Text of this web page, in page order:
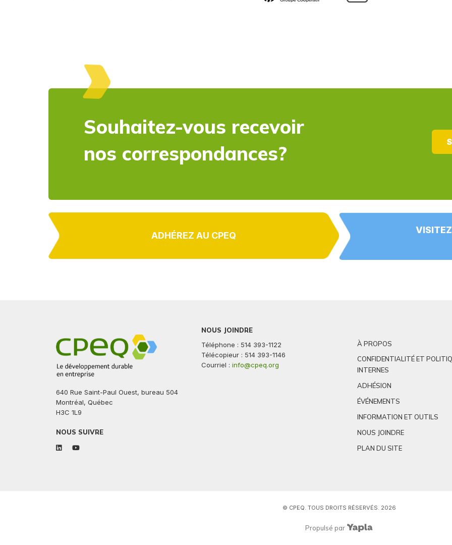
Souhaitez-vous recevoir
nos correspondances?
ADHÉREZ AU CPEQ
640 Rue Saint-Paul Ouest, bureau 504
Montréal, Québec
H3C 1L9
NOUS SUIVRE
linkedinyoutube
NOUS JOINDRE
Téléphone : 514 393-1122
Télécopieur : 514 393-1146
Courriel : info@cpeq.org
À PROPOS
CONFIDENTIALITÉ ET
INTERNES
ADHÉSION
ÉVÉNEMENTS
INFORMATION ET OUTILS
NOUS JOINDRE
PLAN DU SITE
© CPEQ. TOUS DROITS RÉSERVÉS. 2026
Propulsé par